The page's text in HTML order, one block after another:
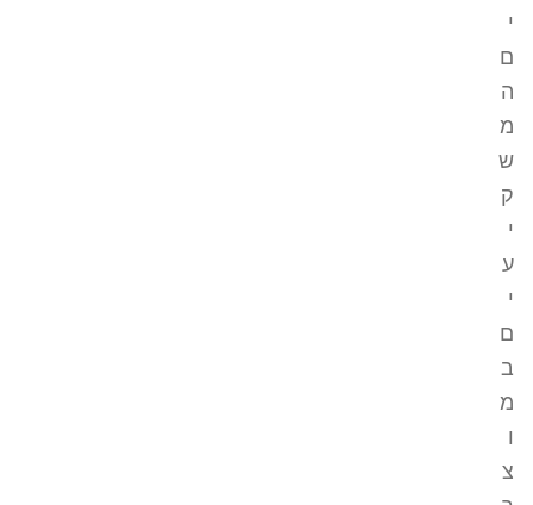
י
ם
ה
מ
ש
ק
י
ע
י
ם
ב
מ
ו
צ